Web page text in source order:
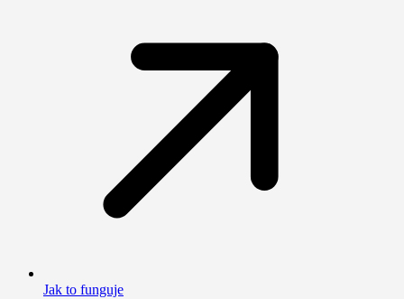
Jak to funguje